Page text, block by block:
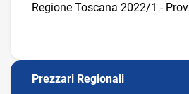
Regione Toscana 2022/1 -
Prezzari Regionali